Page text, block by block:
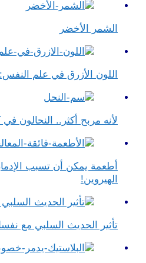
الشمر الأخضر
اللون الأزرق في علم
لأنه مربح أكثر.. النحالون
أطعمة يمكن أن تسبب
الهيروين!
تأثير الحديث السلبي مع